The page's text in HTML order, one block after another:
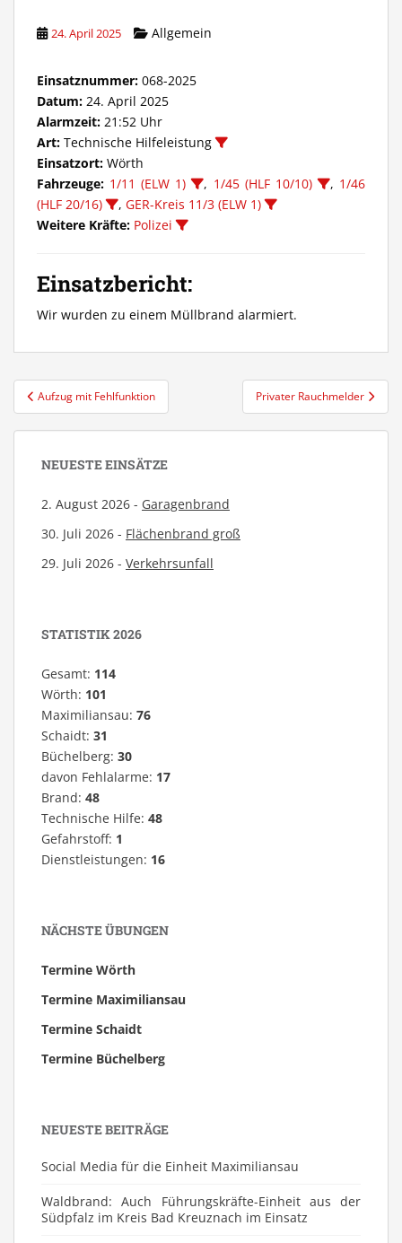
24. April 2025 Allgemein
Einsatznummer: 068-2025
Datum: 24. April 2025
Alarmzeit: 21:52 Uhr
Art: Technische Hilfeleistung
Einsatzort: Wörth
Fahrzeuge: 1/11 (ELW 1) , 1/45 (HLF 10/10) , 1/46
(HLF 20/16)
, GER-Kreis 11/3 (ELW 1)
Weitere Kräfte: Polizei
Einsatzbericht:
Wir wurden zu einem Müllbrand alarmiert.
Beitragsnavigation
Aufzug mit Fehlfunktion Privater Rauchmelder
NEUESTE EINSÄTZE
2. August 2026 - Garagenbrand
30. Juli 2026 - Flächenbrand groß
29. Juli 2026 - Verkehrsunfall
STATISTIK 2026
Gesamt: 114
Wörth: 101
Maximiliansau: 76
Schaidt: 31
Büchelberg: 30
davon Fehlalarme: 17
Brand: 48
Technische Hilfe: 48
Gefahrstoff: 1
Dienstleistungen: 16
NÄCHSTE ÜBUNGEN
Termine Wörth
Termine Maximiliansau
Termine Schaidt
Termine Büchelberg
NEUESTE BEITRÄGE
Social Media für die Einheit Maximiliansau
Waldbrand: Auch Führungskräfte-Einheit aus der
Südpfalz im Kreis Bad Kreuznach im Einsatz